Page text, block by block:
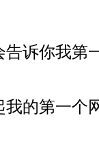
诉你我第
第一个网